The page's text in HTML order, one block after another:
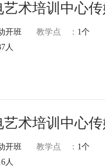
艺术培训中心
开班 教学点 ： 1个
人
艺术培训中心
开班 教学点 ： 1个
人